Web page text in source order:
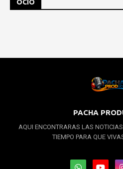
OCIO
PACHA
AQUI ENCONTRARAS LAS
TIEMPO PARA QUE